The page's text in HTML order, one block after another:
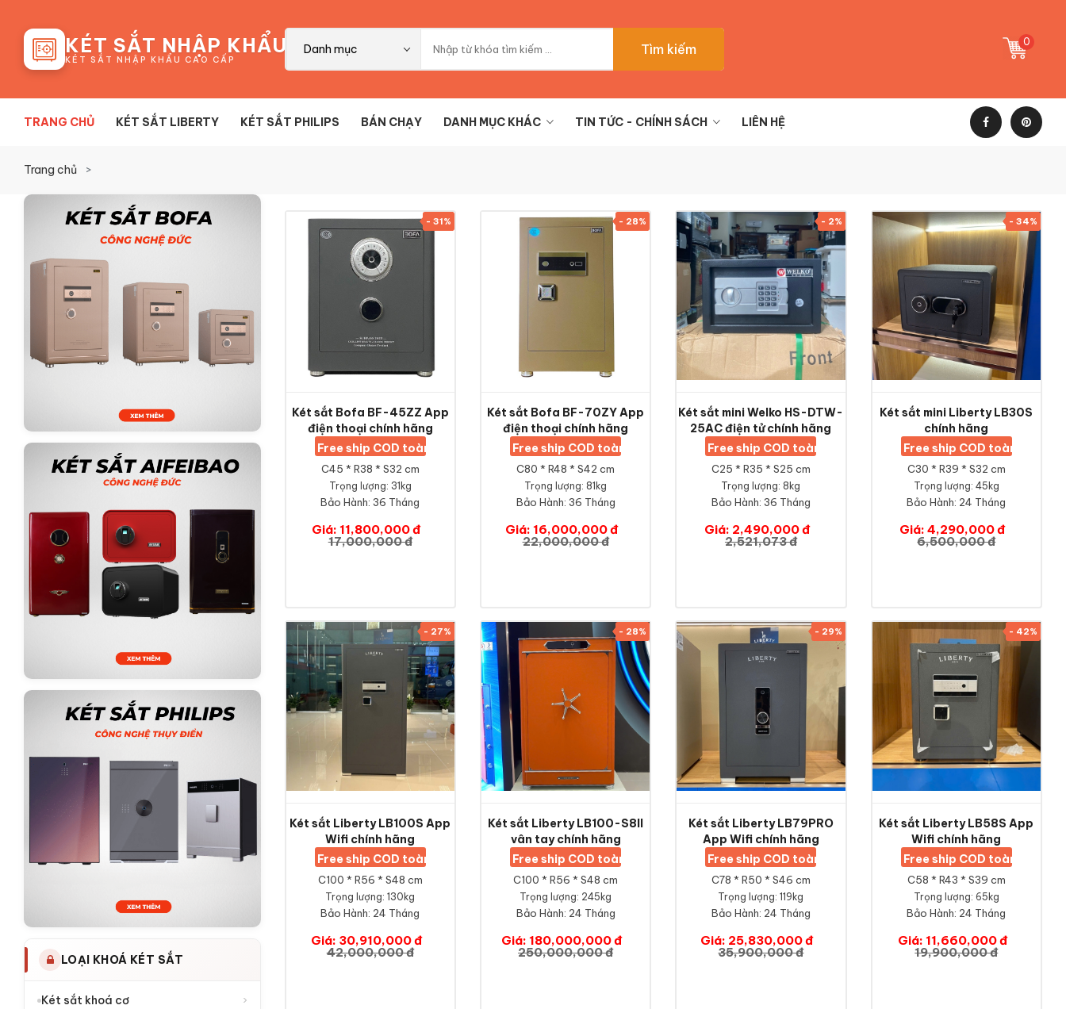
KÉT SẮT NHẬP KHẨU 88
KÉT SẮT NHẬP KHẨU CAO CẤP
0
Danh mục Tìm kiếm
TRANG CHỦ KÉT SẮT LIBERTY KÉT SẮT PHILIPS BÁN CHẠY DANH MỤC KHÁC TIN TỨC - CHÍNH SÁCH LIÊN HỆ
Trang chủ
LOẠI KHOÁ KÉT SẮT
Két sắt khoá cơ ›
- 31%
Két sắt Bofa BF-45ZZ App
điện thoại chính hãng
Free ship COD toàn quốc
C45 * R38 * S32 cm
Trọng lượng: 31kg
Bảo Hành: 36 Tháng
Giá: 11,800,000 đ
17,000,000 đ
- 28%
Két sắt Bofa BF-70ZY App
điện thoại chính hãng
Free ship COD toàn quốc
C80 * R48 * S42 cm
Trọng lượng: 81kg
Bảo Hành: 36 Tháng
Giá: 16,000,000 đ
22,000,000 đ
- 2%
Két sắt mini Welko HS-DTW-
25AC điện tử chính hãng
Free ship COD toàn quốc
C25 * R35 * S25 cm
Trọng lượng: 8kg
Bảo Hành: 36 Tháng
Giá: 2,490,000 đ
2,521,073 đ
- 34%
Két sắt mini Liberty LB30S
chính hãng
Free ship COD toàn quốc
C30 * R39 * S32 cm
Trọng lượng: 45kg
Bảo Hành: 24 Tháng
Giá: 4,290,000 đ
6,500,000 đ
- 27%
Két sắt Liberty LB100S App
Wifi chính hãng
Free ship COD toàn quốc
C100 * R56 * S48 cm
Trọng lượng: 130kg
Bảo Hành: 24 Tháng
Giá: 30,910,000 đ
42,000,000 đ
- 28%
Két sắt Liberty LB100-S8II
vân tay chính hãng
Free ship COD toàn quốc
C100 * R56 * S48 cm
Trọng lượng: 245kg
Bảo Hành: 24 Tháng
Giá: 180,000,000 đ
250,000,000 đ
- 29%
Két sắt Liberty LB79PRO
App Wifi chính hãng
Free ship COD toàn quốc
C78 * R50 * S46 cm
Trọng lượng: 119kg
Bảo Hành: 24 Tháng
Giá: 25,830,000 đ
35,900,000 đ
- 42%
Két sắt Liberty LB58S App
Wifi chính hãng
Free ship COD toàn quốc
C58 * R43 * S39 cm
Trọng lượng: 65kg
Bảo Hành: 24 Tháng
Giá: 11,660,000 đ
19,900,000 đ